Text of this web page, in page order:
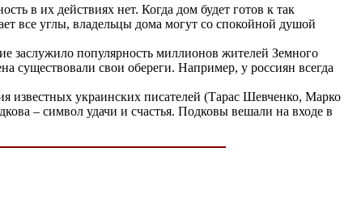
в их действиях нет. Когда дом будет готов к так
все углы, владельцы дома могут со спокойной душой
заслужило популярность миллионов жителей Земного
существовали свои обереги. Например, у россиян всегда
известных украинских писателей (Тарас Шевченко, Марко
– символ удачи и счастья. Подковы вешали на входе в